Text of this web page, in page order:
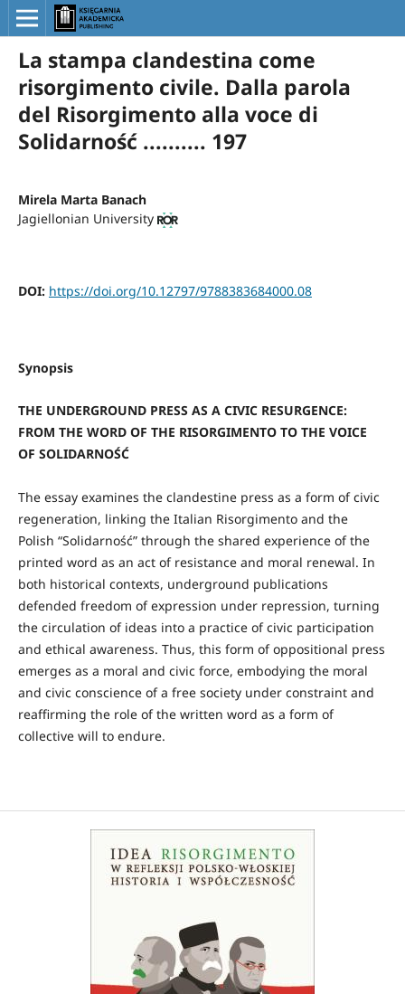
La stampa clandestina come
risorgimento civile. Dalla parola
del Risorgimento alla voce di
Solidarność .......... 197
Mirela Marta Banach
Jagiellonian University
DOI: https://doi.org/10.12797/9788383684000.08
Synopsis
THE UNDERGROUND PRESS AS A CIVIC RESURGENCE:
FROM THE WORD OF THE RISORGIMENTO TO THE VOICE
OF SOLIDARNOŚĆ
The essay examines the clandestine press as a form of civic
regeneration, linking the Italian Risorgimento and the
Polish “Solidarność” through the shared experience of the
printed word as an act of resistance and moral renewal. In
both historical contexts, underground publications
defended freedom of expression under repression, turning
the circulation of ideas into a practice of civic participation
and ethical awareness. Thus, this form of oppositional press
emerges as a moral and civic force, embodying the moral
and civic conscience of a free society under constraint and
reaffirming the role of the written word as a form of
collective will to endure.